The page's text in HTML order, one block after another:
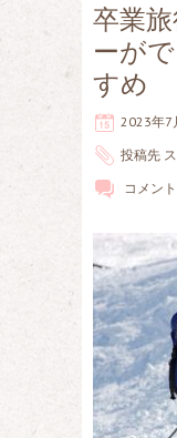
卒業
ーが
すめ
2023年7
投稿先
コメン